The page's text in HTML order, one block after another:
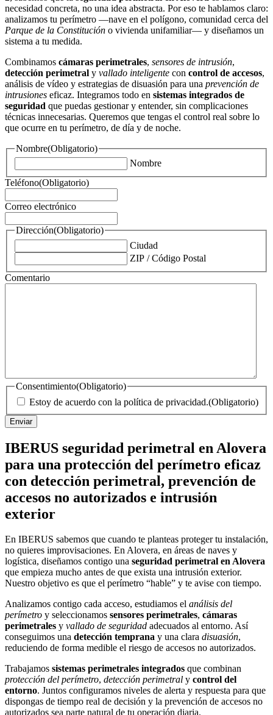
necesidad concreta, no una idea abstracta. Por eso te hablamos claro:
analizamos tu perímetro —nave en el polígono, comunidad cerca del
Parque de la Constitución o vivienda unifamiliar— y diseñamos un
sistema a tu medida.
Combinamos cámaras perimetrales, sensores de intrusión,
detección perimetral y vallado inteligente con control de accesos,
análisis de vídeo y estrategias de disuasión para una prevención de
intrusiones eficaz. Integramos todo en sistemas integrados de
seguridad que puedas gestionar y entender, sin complicaciones
técnicas innecesarias. Queremos que tengas el control real sobre lo
que ocurre en tu perímetro, de día y de noche.
Nombre(Obligatorio)
Nombre
Teléfono(Obligatorio)
Correo electrónico
Dirección(Obligatorio)
Ciudad
ZIP / Código Postal
Comentario
Consentimiento(Obligatorio)
Estoy de acuerdo con la política de privacidad.(Obligatorio)
IBERUS seguridad perimetral en Alovera
para una protección del perímetro eficaz
con detección perimetral, prevención de
accesos no autorizados e intrusión
exterior
En IBERUS sabemos que cuando te planteas proteger tu instalación,
no quieres improvisaciones. En Alovera, en áreas de naves y
logística, diseñamos contigo una seguridad perimetral en Alovera
que empieza mucho antes de que exista una intrusión exterior.
Nuestro objetivo es que el perímetro “hable” y te avise con tiempo.
Analizamos contigo cada acceso, estudiamos el análisis del
perímetro y seleccionamos sensores perimetrales, cámaras
perimetrales y vallado de seguridad adecuados al entorno. Así
conseguimos una detección temprana y una clara disuasión,
reduciendo de forma medible el riesgo de accesos no autorizados.
Trabajamos sistemas perimetrales integrados que combinan
protección del perímetro, detección perimetral y control del
entorno. Juntos configuramos niveles de alerta y respuesta para que
dispongas de tiempo real de decisión y la prevención de accesos no
autorizados sea parte natural de tu operación diaria.